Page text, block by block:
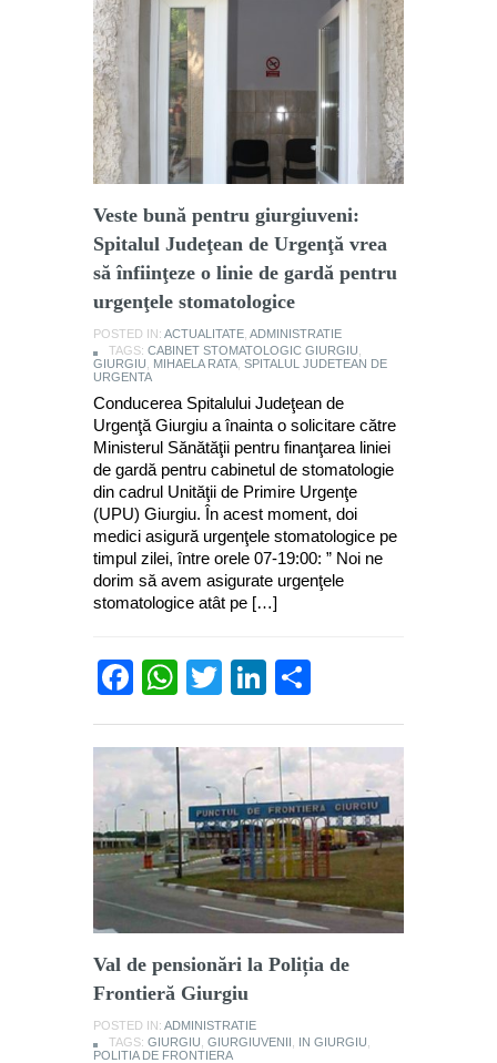
Veste bună pentru giurgiuveni:
Spitalul Judeţean de Urgenţă vrea
să înfiinţeze o linie de gardă pentru
urgenţele stomatologice
POSTED IN: ACTUALITATE ADMINISTRATIE
TAGS: CABINET STOMATOLOGIC GIURGIU
GIURGIU
MIHAELA RATA SPITALUL JUDETEAN DE
URGENTA
Conducerea Spitalului Judeţean de
Urgenţă Giurgiu a înainta o solicitare către
Ministerul Sănătăţii pentru finanţarea liniei
de gardă pentru cabinetul de stomatologie
din cadrul Unităţii de Primire Urgenţe
(UPU) Giurgiu. În acest moment, doi
medici asigură urgenţele stomatologice pe
timpul zilei, între orele 07-19:00: ” Noi ne
dorim să avem asigurate urgenţele
stomatologice atât pe […]
Facebook
WhatsApp
TwitterLinkedIn
Val de pensionări la Poliția de
Frontieră Giurgiu
POSTED IN: ADMINISTRATIE
TAGS: GIURGIU GIURGIUVENII IN GIURGIU
POLITIA DE FRONTIERA